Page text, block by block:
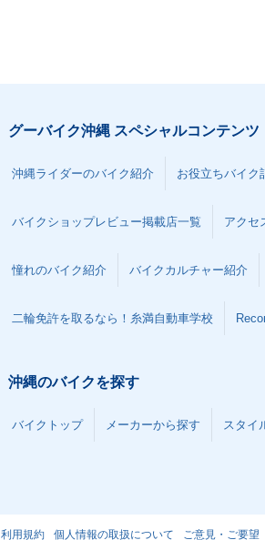
グーバイク沖縄 スペシャルコンテンツ
沖縄ライダーのバイク紹介 お役立ちバイク
バイクショップレビュー掲載店一覧 アクセ
憧れのバイク紹介 バイクカルチャー紹介
二輪免許を取るなら！糸満自動車学校
沖縄のバイクを探す
バイクトップ メーカーから探す スタイ
利用規約 個人情報の取扱について ご意見・ご要望